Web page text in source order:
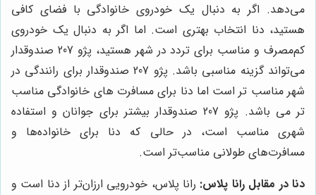
می‌دهد. اگر به دنبال یک خودروی خانوادگی با فضای کافی
هستید، دنا انتخاب بهتری است. اما اگر به دنبال یک خودروی
کم‌مصرف و مناسب برای تردد در شهر هستید، پژو 207 صندوقدار
می‌تواند گزینه مناسبی باشد. پژو 207 صندوقدار برای رانندگی در
شهر مناسب تر است اما دنا برای مسافرت های خانوادگی مناسب
تر می باشد. پژو 207 صندوقدار بیشتر برای جوانان و استفاده
شهری مناسب است، در حالی که دنا برای خانواده‌ها و
مسافرت‌های طولانی مناسب‌تر است.
دنا در مقابل رانا پلاس: رانا پلاس، خودرویی ارزان‌تر از دنا است و